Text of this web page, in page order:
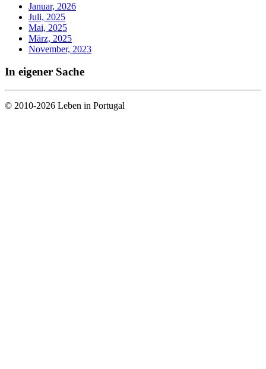
Januar, 2026
Juli, 2025
Mai, 2025
März, 2025
November, 2023
In eigener Sache
© 2010-2026 Leben in Portugal